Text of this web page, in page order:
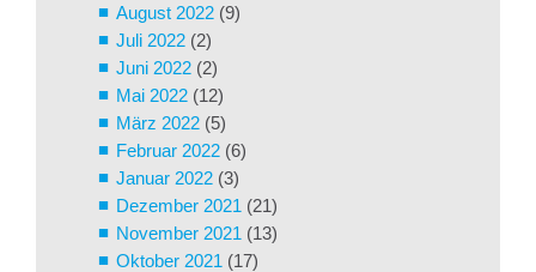
August 2022 (9)
Juli 2022 (2)
Juni 2022 (2)
Mai 2022 (12)
März 2022 (5)
Februar 2022 (6)
Januar 2022 (3)
Dezember 2021 (21)
November 2021 (13)
Oktober 2021 (17)